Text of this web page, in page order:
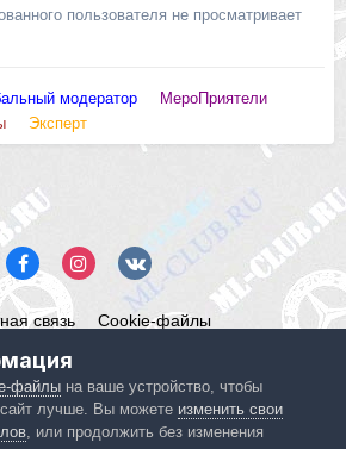
пользователя не просматривает
модератор
МероПриятели
Эксперт
связь Cookie-файлы
by Invision Community
файлы на ваше устройство, чтобы
лучше. Вы можете изменить свои
, или продолжить без изменения
blocked by CleanTalk.